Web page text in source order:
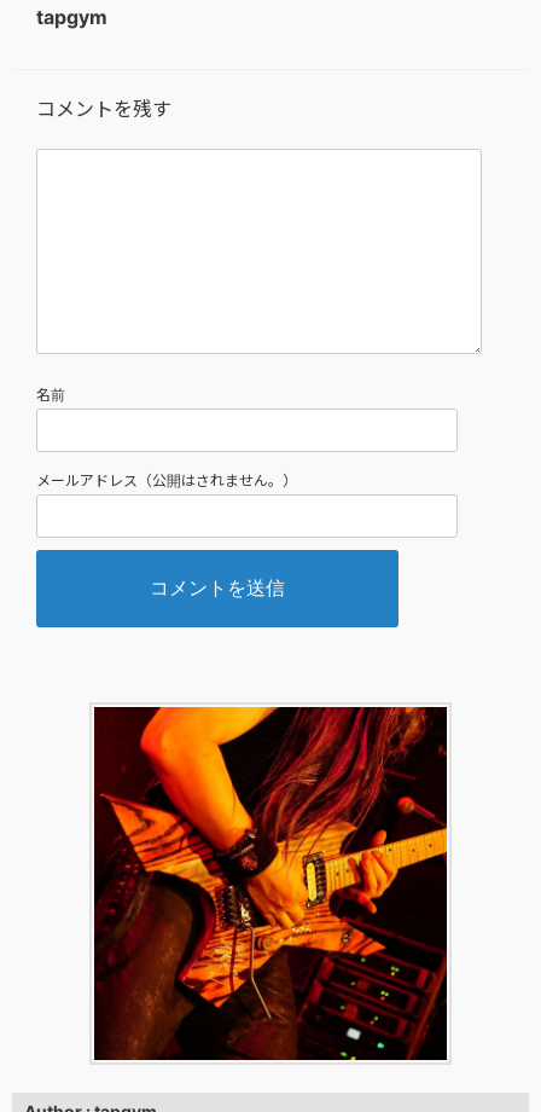
tapgym
コメントを残す
名前
メールアドレス（公開はされません。）